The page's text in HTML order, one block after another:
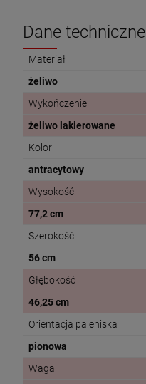
Dane techniczne
Materiał
żeliwo
Wykończenie
żeliwo lakierowane
Kolor
antracytowy
Wysokość
77,2 cm
Szerokość
56 cm
Głębokość
46,25 cm
Orientacja paleniska
pionowa
Waga